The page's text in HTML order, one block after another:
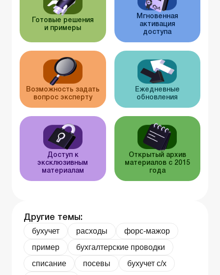
Готовые решения
и примеры
Мгновенная
активация
доступа
Возможность задать
вопрос эксперту
Ежедневные
обновления
Доступ к
эксклюзивным
материалам
Открытый архив
материалов с 2015
года
Другие темы:
бухучет расходы
форс-мажор
пример
бухгалтерские проводки
списание
посевы
бухучет с/х